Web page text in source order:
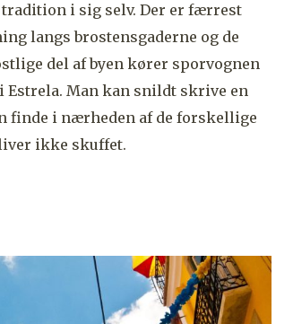
tradition i sig selv. Der er færrest
langs brostensgaderne og de
del af byen kører sporvognen
Estrela. Man kan snildt skrive en
finde i nærheden af de forskellige
ikke skuffet.